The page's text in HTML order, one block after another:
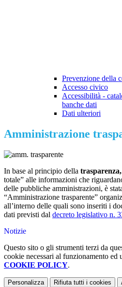
Prevenzione della
Accesso civico
Accessibilità -
banche dati
Dati ulteriori
Amministrazione
In base al principio della trasparenza,
totale” alle informazioni che
delle pubbliche amministrazioni, è
“Amministrazione trasparente”
all’interno delle quali sono inseriti i
dati previsti dal decreto legislativo n.
Notizie
Questo sito o gli strumenti terzi da
cookie necessari al funzionamento
COOKIE POLICY.
Personalizza Rifiuta tutti i cookies